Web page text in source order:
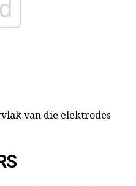
van die elektrodes